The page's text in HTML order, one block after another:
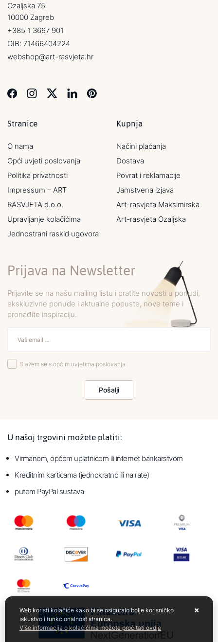
Ozaljska 75
10000 Zagreb
+385 1 3697 901
OIB: 71466404224
webshop@art-rasvjeta.hr
Stranice
O nama
Opći uvjeti poslovanja
Politika privatnosti
Impressum – ART
RASVJETA d.o.o.
Upravljanje kolačićima
Jednostrani raskid ugovora
Kupnja
Načini plaćanja
Dostava
Povrat i reklamacije
Jamstvena izjava
Art-rasvjeta Maksimirska
Art-rasvjeta Ozaljska
Prijava na Newsletter
Prijavite se na našu mailing listu i pratite novosti u ponudi,
ekskluzivne ponude i aktualne popuste, nove teme i
pronađite inspiraciju.
Slažem se s općim uvjetima poslovanja
Pošalji
U našoj trgovini možete platiti:
Virmanom, općom uplatnicom ili internet bankarstvom
Kreditnim karticama (jednokratno ili na rate)
putem PayPal sustava
Web koristi kolačiće kako bi se osiguralo bolje korisničko
iskustvo i funkcionalnost stranica.
Više informacija o kolačićima možete pročitati ovdje